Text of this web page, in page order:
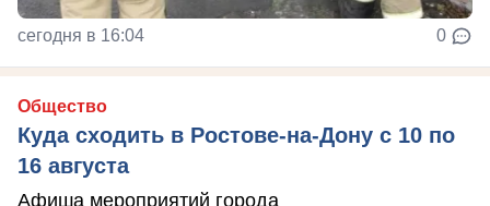
сегодня в 16:04 0
Общество
Куда сходить в Ростове-на-Дону с 10 по
16 августа
Афиша мероприятий города